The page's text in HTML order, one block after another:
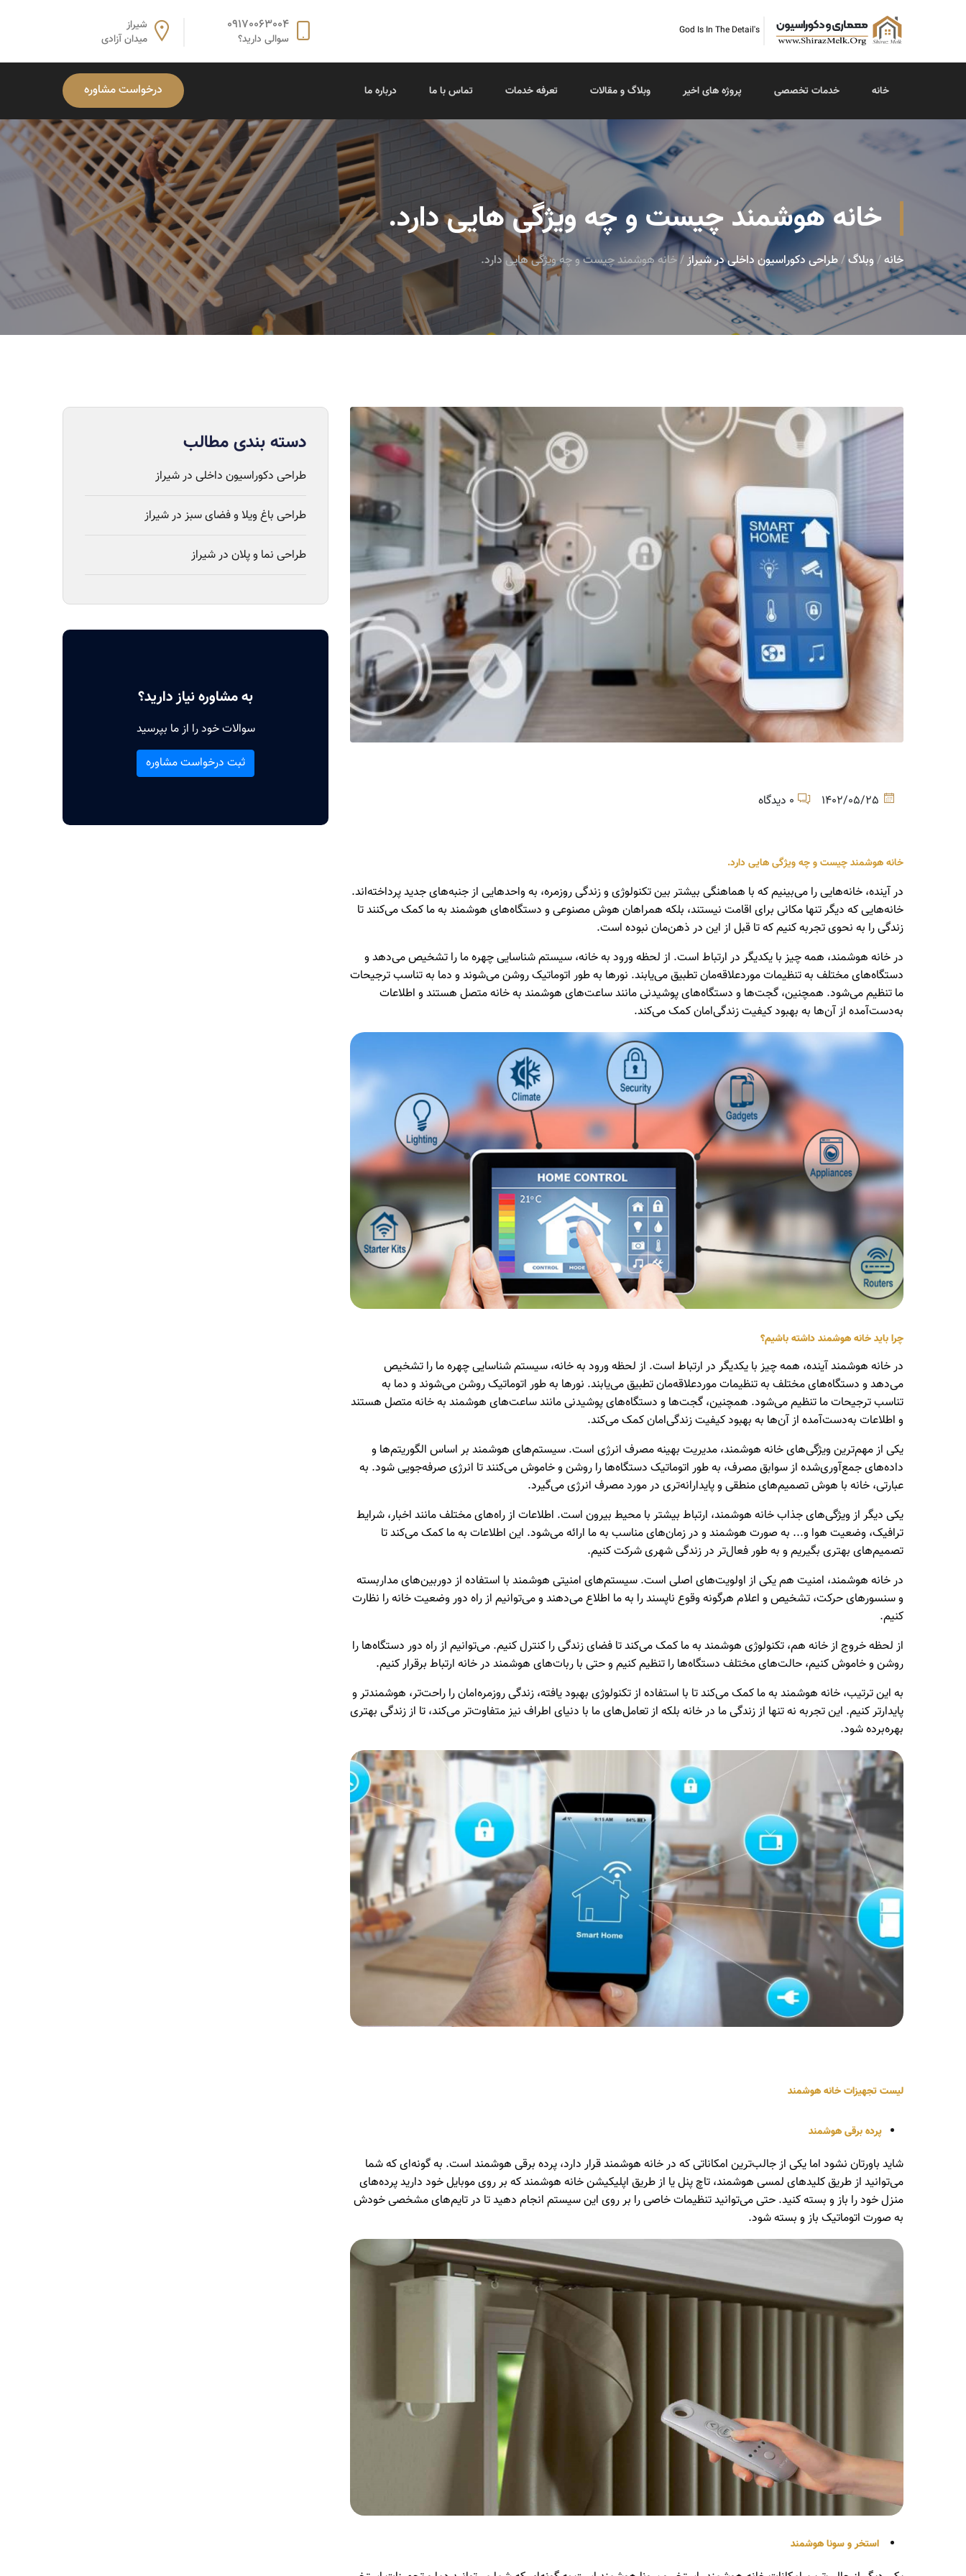
God Is In The Detail's
شیراز
میدان آزادی
09170063004
سوالی دارید؟
خانه خدمات تخصصی پروژه های اخیر وبلاگ و مقالات تعرفه خدمات تماس با ما درباره ما درخواست مشاوره
خانه هوشمند چیست و چه ویژگی هایی دارد.
خانه/وبلاگ/طراحی دکوراسیون داخلی در شیراز/ خانه هوشمند چیست و چه ویژگی هایی دارد.
خانه هوشمند چیست و چه ویژگی هایی دارد.
در آینده، خانه‌هایی را می‌بینیم که با هماهنگی بیشتر بین تکنولوژی و زندگی روزمره، به واحدهایی از جنبه‌های جدید پرداخته‌اند.
خانه‌هایی که دیگر تنها مکانی برای اقامت نیستند، بلکه همراهان هوش مصنوعی و دستگاه‌های هوشمند به ما کمک می‌کنند تا
زندگی را به نحوی تجربه کنیم که تا قبل از این در ذهن‌مان نبوده است.
در خانه هوشمند، همه چیز با یکدیگر در ارتباط است. از لحظه ورود به خانه، سیستم شناسایی چهره ما را تشخیص می‌دهد و
دستگاه‌های مختلف به تنظیمات موردعلاقه‌مان تطبیق می‌یابند. نورها به طور اتوماتیک روشن می‌شوند و دما به تناسب ترجیحات
ما تنظیم می‌شود. همچنین، گجت‌ها و دستگاه‌های پوشیدنی مانند ساعت‌های هوشمند به خانه متصل هستند و اطلاعات
به‌دست‌آمده از آن‌ها به بهبود کیفیت زندگی‌امان کمک می‌کند.
چرا باید خانه هوشمند داشته باشیم؟
در خانه هوشمند آینده، همه چیز با یکدیگر در ارتباط است. از لحظه ورود به خانه، سیستم شناسایی چهره ما را تشخیص
می‌دهد و دستگاه‌های مختلف به تنظیمات موردعلاقه‌مان تطبیق می‌یابند. نورها به طور اتوماتیک روشن می‌شوند و دما به
تناسب ترجیحات ما تنظیم می‌شود. همچنین، گجت‌ها و دستگاه‌های پوشیدنی مانند ساعت‌های هوشمند به خانه متصل هستند
و اطلاعات به‌دست‌آمده از آن‌ها به بهبود کیفیت زندگی‌امان کمک می‌کند.
یکی از مهم‌ترین ویژگی‌های خانه هوشمند، مدیریت بهینه مصرف انرژی است. سیستم‌های هوشمند بر اساس الگوریتم‌ها و
داده‌های جمع‌آوری‌شده از سوابق مصرف، به طور اتوماتیک دستگاه‌ها را روشن و خاموش می‌کنند تا انرژی صرفه‌جویی شود. به
عبارتی، خانه با هوش تصمیم‌های منطقی و پایدارانه‌تری در مورد مصرف انرژی می‌گیرد.
یکی دیگر از ویژگی‌های جذاب خانه هوشمند، ارتباط بیشتر با محیط بیرون است. اطلاعات از راه‌های مختلف مانند اخبار، شرایط
ترافیک، وضعیت هوا و... به صورت هوشمند و در زمان‌های مناسب به ما ارائه می‌شود. این اطلاعات به ما کمک می‌کند تا
تصمیم‌های بهتری بگیریم و به طور فعال‌تر در زندگی شهری شرکت کنیم.
در خانه هوشمند، امنیت هم یکی از اولویت‌های اصلی است. سیستم‌های امنیتی هوشمند با استفاده از دوربین‌های مداربسته
و سنسورهای حرکت، تشخیص و اعلام هرگونه وقوع ناپسند را به ما اطلاع می‌دهند و می‌توانیم از راه دور وضعیت خانه را نظارت
کنیم.
از لحظه خروج از خانه هم، تکنولوژی هوشمند به ما کمک می‌کند تا فضای زندگی را کنترل کنیم. می‌توانیم از راه دور دستگاه‌ها را
روشن و خاموش کنیم، حالت‌های مختلف دستگاه‌ها را تنظیم کنیم و حتی با ربات‌های هوشمند در خانه ارتباط برقرار کنیم.
به این ترتیب، خانه هوشمند به ما کمک می‌کند تا با استفاده از تکنولوژی بهبود یافته، زندگی روزمره‌امان را راحت‌تر، هوشمندتر و
پایدارتر کنیم. این تجربه نه تنها از زندگی ما در خانه بلکه از تعامل‌های ما با دنیای اطراف نیز متفاوت‌تر می‌کند، تا از زندگی بهتری
بهره‌برده شود.
لیست تجهیزات خانه هوشمند
پرده برقی هوشمند
شاید باورتان نشود اما یکی از جالب‌ترین امکاناتی که در خانه هوشمند قرار دارد، پرده برقی هوشمند است. به گونه‌ای که شما
می‌توانید از طریق کلیدهای لمسی هوشمند، تاچ پنل یا از طریق اپلیکیشن خانه هوشمند که بر روی موبایل خود دارید پرده‌های
منزل خود را باز و بسته کنید. حتی می‌توانید تنظیمات خاصی را بر روی این سیستم انجام دهید تا در تایم‌های مشخصی خودش
به صورت اتوماتیک باز و بسته شود.
استخر و سونا هوشمند
دسته بندی مطالب
طراحی دکوراسیون داخلی در شیراز
طراحی باغ ویلا و فضای سبز در شیراز
طراحی نما و پلان در شیراز
به مشاوره نیاز دارید؟
سوالات خود را از ما بپرسید
ثبت درخواست مشاوره